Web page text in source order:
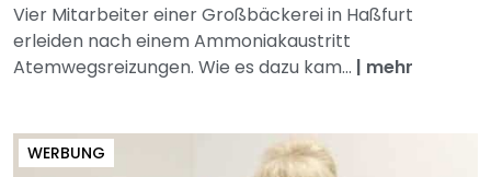
Vier Mitarbeiter einer Großbäckerei in Haßfurt
erleiden nach einem Ammoniakaustritt
Atemwegsreizungen. Wie es dazu kam... | mehr
WERBUNG